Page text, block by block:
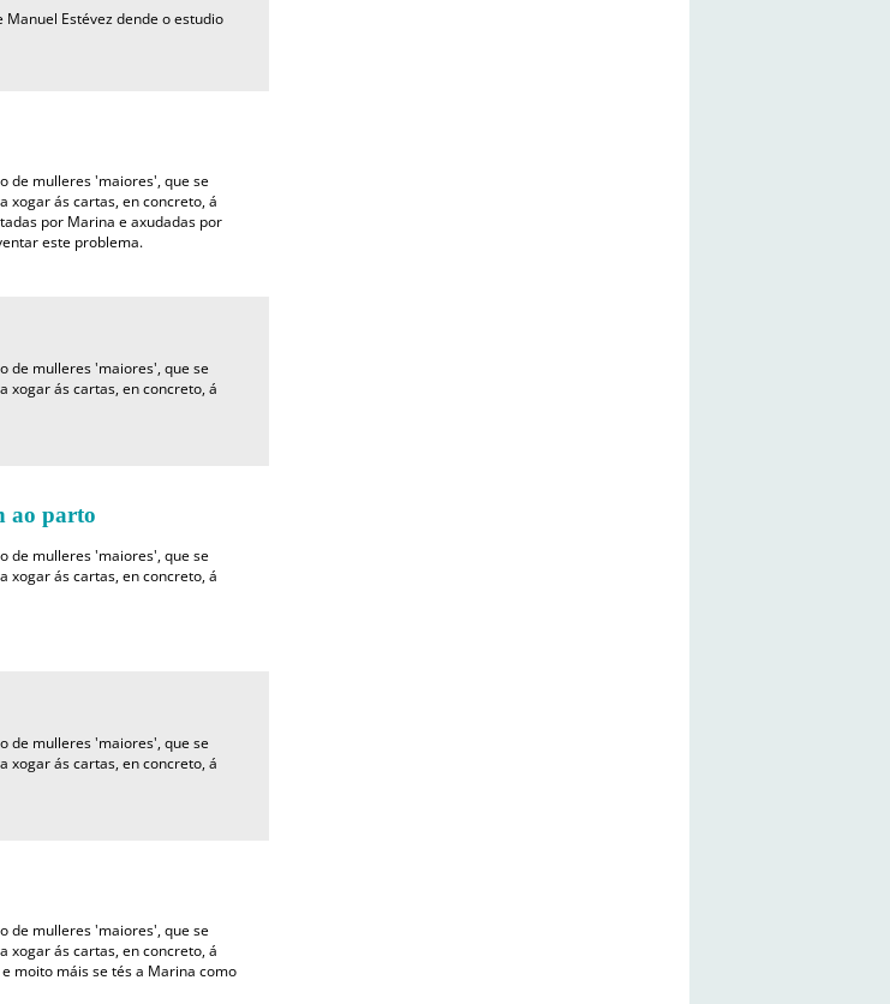
Estévez dende o estudio
de mulleres 'maiores', que se
xogar ás cartas, en concreto, á
por Marina e axudadas por
este problema.
de mulleres 'maiores', que se
xogar ás cartas, en concreto, á
ao parto
de mulleres 'maiores', que se
xogar ás cartas, en concreto, á
de mulleres 'maiores', que se
xogar ás cartas, en concreto, á
de mulleres 'maiores', que se
xogar ás cartas, en concreto, á
moito máis se tés a Marina como